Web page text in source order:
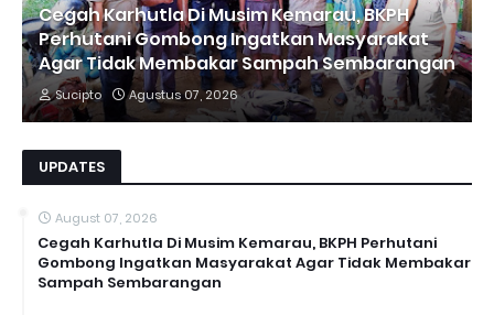
Cegah Karhutla Di Musim Kemarau, BKPH
Perhutani Gombong Ingatkan Masyarakat
Agar Tidak Membakar Sampah Sembarangan
Sucipto Agustus 07, 2026
UPDATES
August 07, 2026
Cegah Karhutla Di Musim Kemarau, BKPH Perhutani
Gombong Ingatkan Masyarakat Agar Tidak Membakar
Sampah Sembarangan